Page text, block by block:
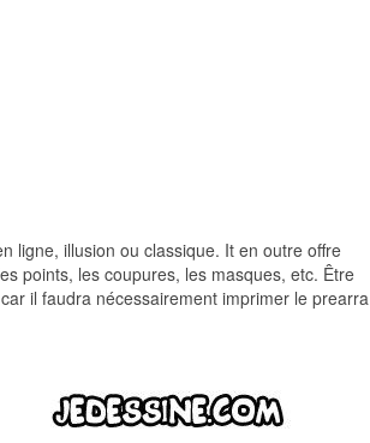
ligne, illusion ou classique. It en outre offre
points, les coupures, les masques, etc. Être
il faudra nécessairement imprimer le prearra